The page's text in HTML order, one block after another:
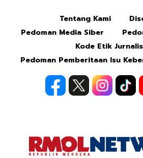
Tentang Kami
Pedoman Media Siber
Kode Etik
Pedoman Pemberitaan Isu